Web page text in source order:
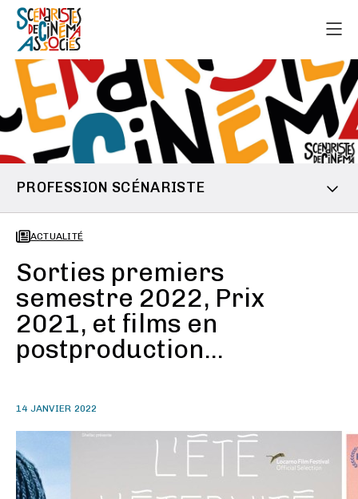
PROFESSION SCÉNARISTE
ACTUALITÉ
Sorties premiers
semestre 2022, Prix
2021, et films en
postproduction...
14 JANVIER 2022